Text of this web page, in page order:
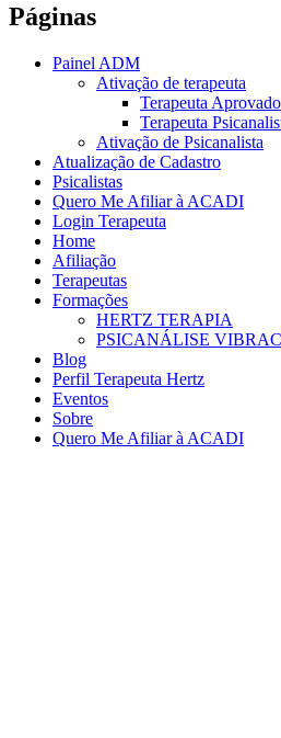
Páginas
Painel ADM
Ativação de terapeuta
Terapeuta Aprovado
Terapeuta
Ativação de Psicanalista
Atualização de Cadastro
Psicalistas
Quero Me Afiliar à ACADI
Login Terapeuta
Home
Afiliação
Terapeutas
Formações
HERTZ TERAPIA
PSICANÁLISE
Blog
Perfil Terapeuta Hertz
Eventos
Sobre
Quero Me Afiliar à ACADI